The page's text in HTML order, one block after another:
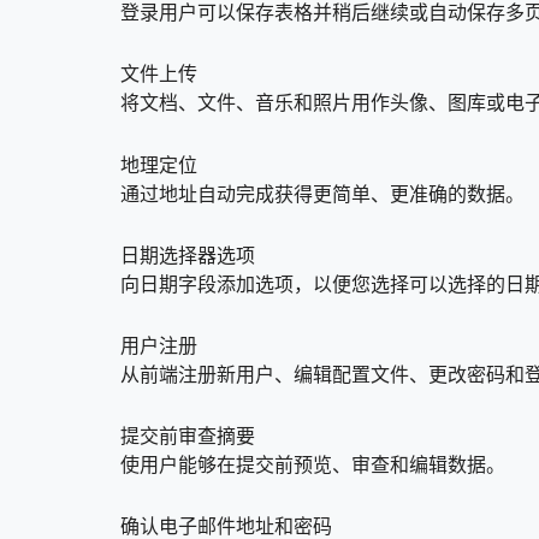
登录用户可以保存表格并稍后继续或自动保存多页
文件上传
将文档、文件、音乐和照片用作头像、图库或电
地理定位
通过地址自动完成获得更简单、更准确的数据。
日期选择器选项
向日期字段添加选项，以便您选择可以选择的日期
用户注册
从前端注册新用户、编辑配置文件、更改密码和登
提交前审查摘要
使用户能够在提交前预览、审查和编辑数据。
确认电子邮件地址和密码